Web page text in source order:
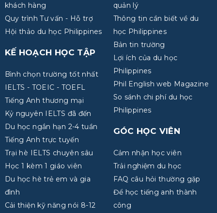
khách hàng
Quy trình Tư vấn - Hỗ trợ
Hội thảo du học Philippines
KẾ HOẠCH HỌC TẬP
Bình chọn trường tốt nhất
IELTS - TOEIC - TOEFL
Tiếng Anh thương mại
Kỷ nguyên IELTS đã đến
Du học ngắn hạn 2-4 tuần
Tiếng Anh trực tuyến
Trại hè IELTS chuyên sâu
Học 1 kèm 1 giáo viên
Du học hè trẻ em và gia
đình
Cải thiện kỹ năng nói 8-12
quản lý
Thông tin cần biết về du
học Philippines
Bản tin trường
Lợi ích của du học
Philippines
Phil English web Magazine
So sánh chi phí du học
Philippines
GÓC HỌC VIÊN
Cảm nhận học viên
Trải nghiệm du học
FAQ câu hỏi thường gặp
Để học tiếng anh thành
công